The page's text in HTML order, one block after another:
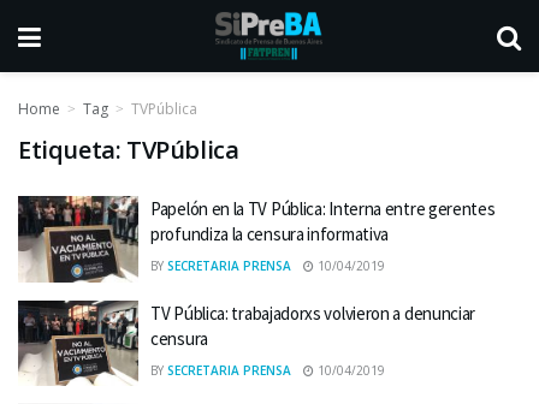
Home Tag TVPública
Etiqueta: TVPública
​Papelón en la TV Pública: Interna entre gerentes
profundiza la censura informativa
BY SECRETARIA PRENSA 10/04/2019
TV Pública: trabajadorxs volvieron a denunciar
censura
BY SECRETARIA PRENSA 10/04/2019